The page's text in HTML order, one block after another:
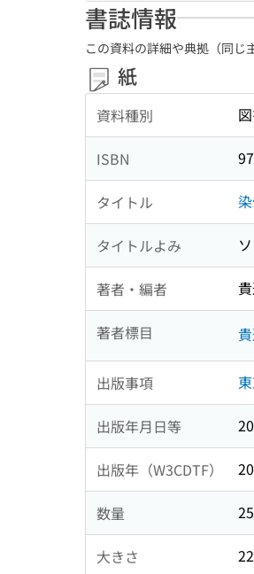
書誌情報
この資料の詳細や典拠（同じ
紙
資料種別
ISBN
タイトル
タイトルよみ
著者・編者
著者標目
出版事項
出版年月日等
出版年（W3CDTF）
数量
大きさ